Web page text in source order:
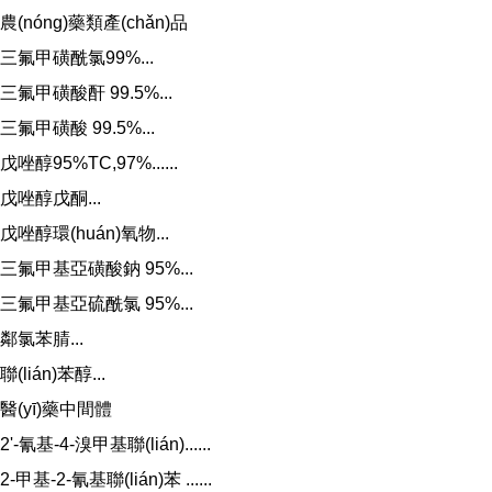
農(nóng)藥類產(chǎn)品
三氟甲磺酰氯99%...
三氟甲磺酸酐 99.5%...
三氟甲磺酸 99.5%...
戊唑醇95%TC,97%......
戊唑醇戊酮...
戊唑醇環(huán)氧物...
三氟甲基亞磺酸鈉 95%...
三氟甲基亞硫酰氯 95%...
鄰氯苯腈...
聯(lián)苯醇...
醫(yī)藥中間體
2'-氰基-4-溴甲基聯(lián)......
2-甲基-2-氰基聯(lián)苯 ......